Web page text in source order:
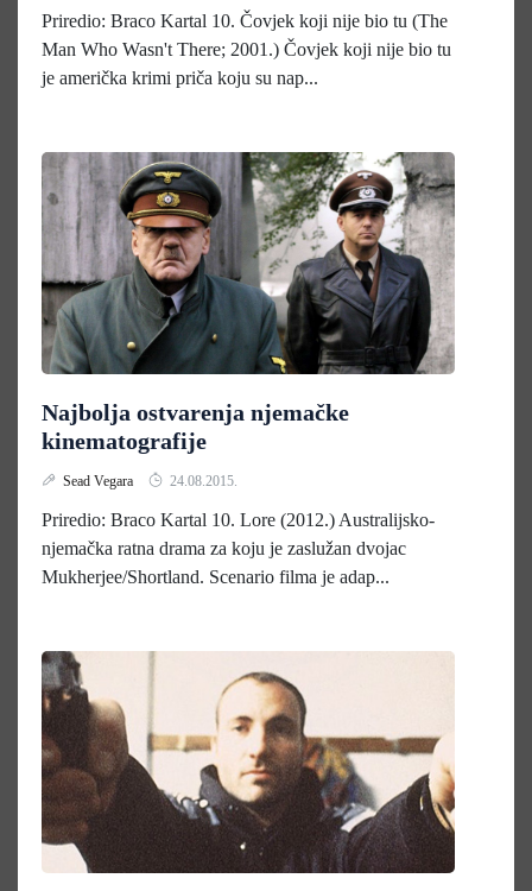
Priredio: Braco Kartal 10. Čovjek koji nije bio tu (The
Man Who Wasn't There; 2001.) Čovjek koji nije bio tu
je američka krimi priča koju su nap...
Najbolja ostvarenja njemačke
kinematografije
Sead Vegara 24.08.2015.
Priredio: Braco Kartal 10. Lore (2012.) Australijsko-
njemačka ratna drama za koju je zaslužan dvojac
Mukherjee/Shortland. Scenario filma je adap...